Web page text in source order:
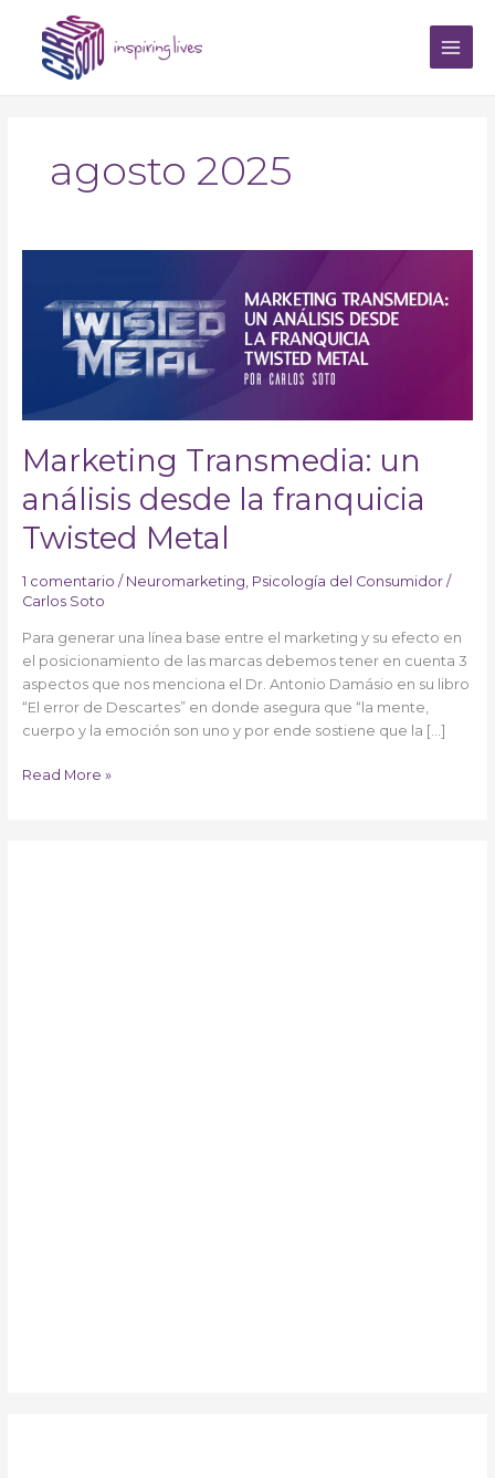
contenido
agosto 2025
Marketing Transmedia: un
análisis desde la franquicia
Twisted Metal
1 comentario / Neuromarketing, Psicología del Consumidor/
Carlos Soto
Para generar una línea base entre el marketing y su efecto en
el posicionamiento de las marcas debemos tener en cuenta 3
aspectos que nos menciona el Dr. Antonio Damásio en su libro
“El error de Descartes” en donde asegura que “la mente,
cuerpo y la emoción son uno y por ende sostiene que la […]
análisis
desde
Twisted
Metal
Read More »